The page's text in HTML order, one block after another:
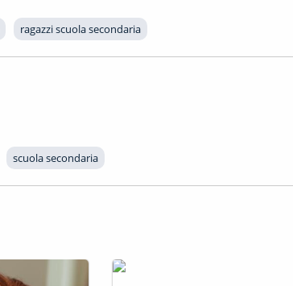
ragazzi scuola secondaria
scuola secondaria